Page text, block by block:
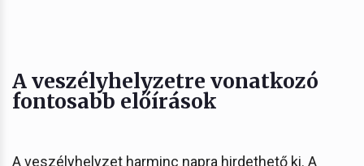
A veszélyhelyzetre vonatkozó
fontosabb előírások
A veszélyhelyzet harminc napra hirdethető ki. A